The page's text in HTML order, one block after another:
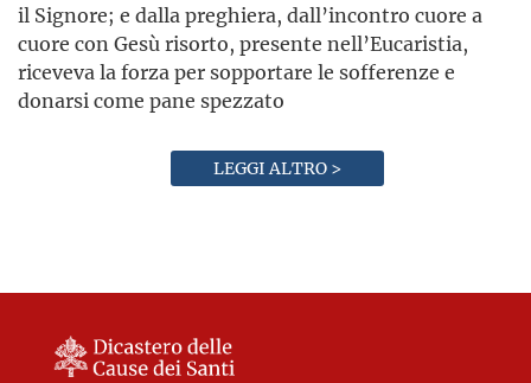
il Signore; e dalla preghiera, dall’incontro cuore a
cuore con Gesù risorto, presente nell’Eucaristia,
riceveva la forza per sopportare le sofferenze e
donarsi come pane spezzato
LEGGI ALTRO >